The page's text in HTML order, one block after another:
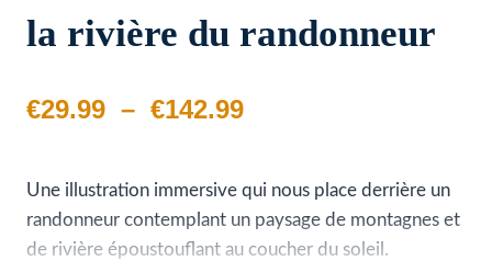
la rivière du randonneur
€29.99 – €142.99Plage
prix :
€29.99
Une illustration immersive qui nous place derrière un
randonneur contemplant un paysage de montagnes et
de rivière époustouflant au coucher du soleil.